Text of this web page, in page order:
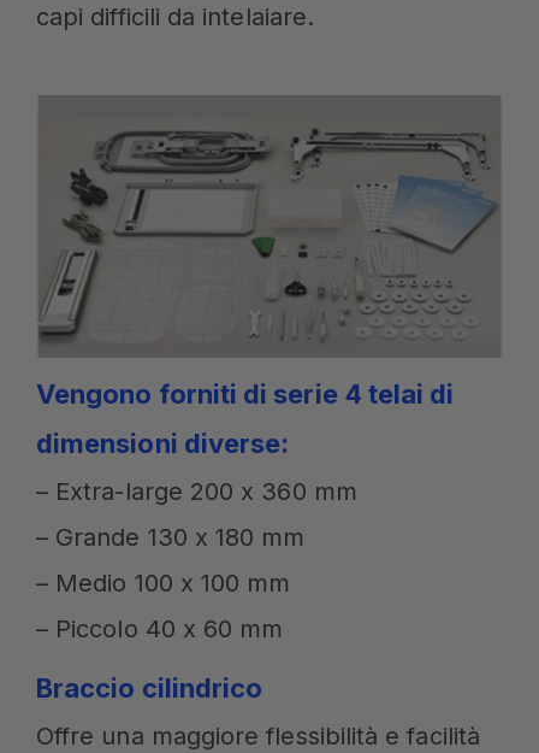
capi difficili da intelaiare.
Vengono forniti di serie 4 telai di
dimensioni diverse:
– Extra-large 200 x 360 mm
– Grande 130 x 180 mm
– Medio 100 x 100 mm
– Piccolo 40 x 60 mm
Braccio cilindrico
Offre una maggiore flessibilità e facilità